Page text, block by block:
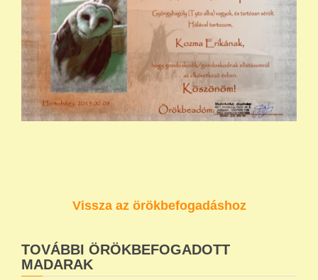
Vissza az örökbefogadáshoz
TOVÁBBI ÖRÖKBEFOGADOTT
MADARAK